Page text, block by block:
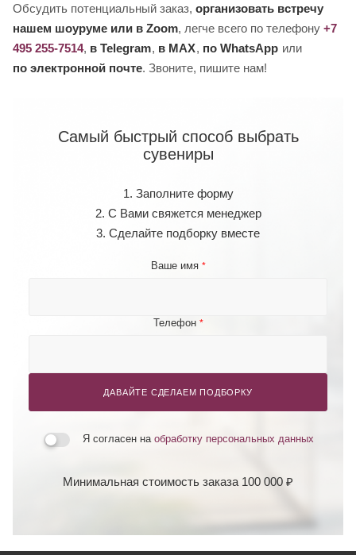
Обсудить потенциальный заказ, организовать встречу
нашем шоуруме или в Zoom, легче всего по телефону +7
495 255-7514, в Telegram, в MAX, по WhatsApp или
по электронной почте. Звоните, пишите нам!
Самый быстрый способ выбрать
сувениры
1. Заполните форму
2. С Вами свяжется менеджер
3. Сделайте подборку вместе
Ваше имя *
Телефон *
ДАВАЙТЕ СДЕЛАЕМ ПОДБОРКУ
Я согласен на обработку персональных данных
Минимальная стоимость заказа 100 000 ₽